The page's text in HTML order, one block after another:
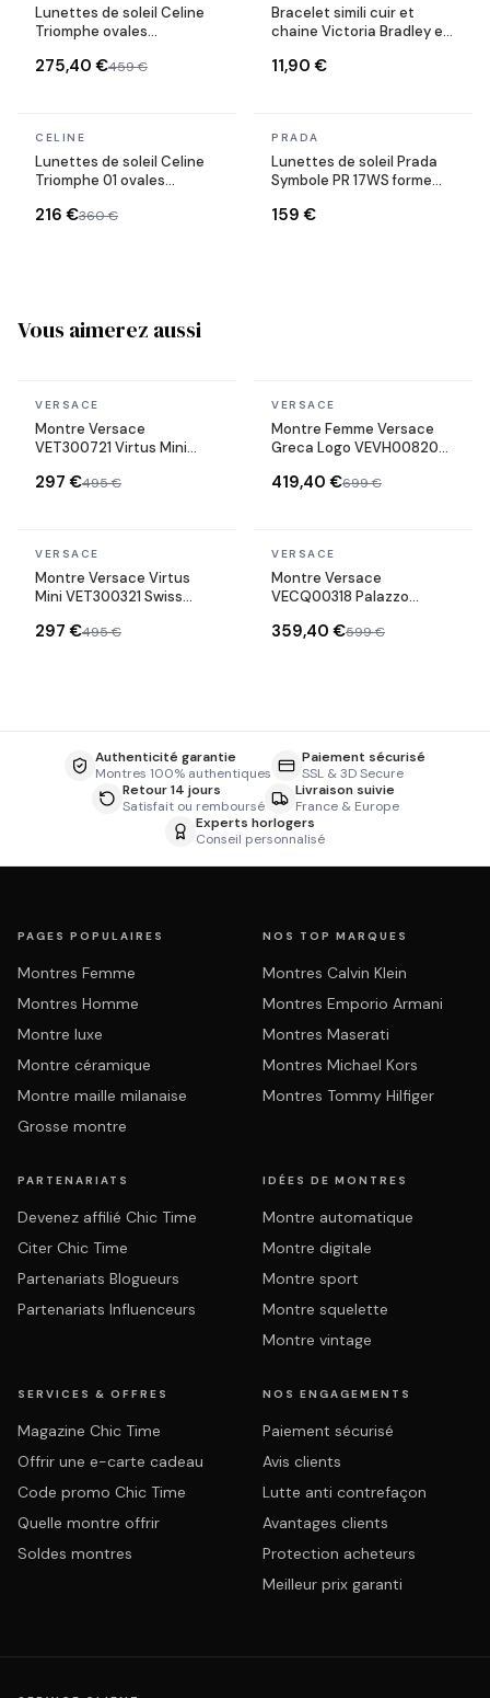
Lunettes de soleil Celine
Triomphe ovales
275,40 €459 €
Bracelet simili cuir et
chaine Victoria Bradley en
11,90 €
En stock
CELINE
Lunettes de soleil Celine
Triomphe 01 ovales
216 €360 €
En stock
PRADA
Lunettes de soleil Prada
Symbole PR 17WS forme
159 €
Vous aimerez aussi
En stock
VERSACE
Montre Versace
VET300721 Virtus Mini
297 €495 €
En stock
VERSACE
Montre Femme Versace
Greca Logo VEVH00820
cadran noir
419,40 €699 €
En stock
VERSACE
Montre Versace Virtus
Mini VET300321 Swiss
inoxydable
297 €495 €
En stock
VERSACE
Montre Versace
VECQ00318 Palazzo
bracelet en cuir vert
359,40 €599 €
Authenticité garantie
Montres 100% authentiques
Paiement sécurisé
SSL & 3D Secure
Retour 14 jours
Satisfait ou remboursé
Livraison suivie
France & Europe
Experts horlogers
Conseil personnalisé
PAGES POPULAIRES
Montres Femme
Montres Homme
Montre luxe
Montre céramique
Montre maille milanaise
Grosse montre
NOS TOP MARQUES
Montres Calvin Klein
Montres Emporio Armani
Montres Maserati
Montres Michael Kors
Montres Tommy Hilfiger
PARTENARIATS
Devenez affilié Chic Time
Citer Chic Time
Partenariats Blogueurs
Partenariats Influenceurs
IDÉES DE MONTRES
Montre automatique
Montre digitale
Montre sport
Montre squelette
Montre vintage
SERVICES & OFFRES
Magazine Chic Time
Offrir une e-carte cadeau
Code promo Chic Time
Quelle montre offrir
Soldes montres
NOS ENGAGEMENTS
Paiement sécurisé
Avis clients
Lutte anti contrefaçon
Avantages clients
Protection acheteurs
Meilleur prix garanti